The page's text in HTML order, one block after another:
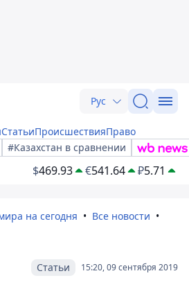
Рус
СтатьиПроисшествияПраво
#Казахстан в сравнении
$469.93 €541.64 ₽5.71
на сегодня
Все новости
15:20, 09 сентября 2019
Статьи